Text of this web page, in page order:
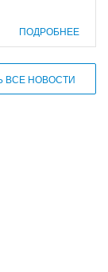
ПОДРОБНЕЕ
ВСЕ НОВОСТИ